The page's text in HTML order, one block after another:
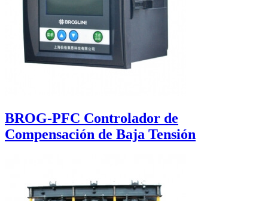
BROG-PFC Controlador de
Compensación de Baja Tensión